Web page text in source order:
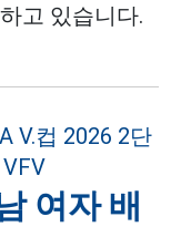
고 있습니다.
여자 배